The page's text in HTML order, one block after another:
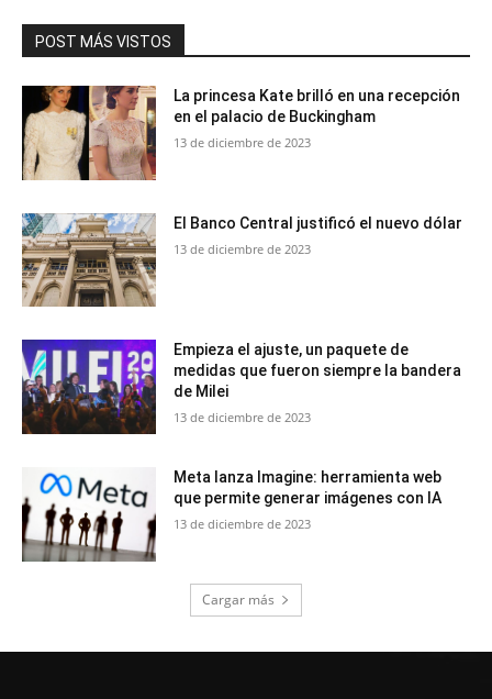
POST MÁS VISTOS
La princesa Kate brilló en una recepción
en el palacio de Buckingham
13 de diciembre de 2023
El Banco Central justificó el nuevo dólar
13 de diciembre de 2023
Empieza el ajuste, un paquete de
medidas que fueron siempre la bandera
de Milei
13 de diciembre de 2023
Meta lanza Imagine: herramienta web
que permite generar imágenes con IA
13 de diciembre de 2023
Cargar más